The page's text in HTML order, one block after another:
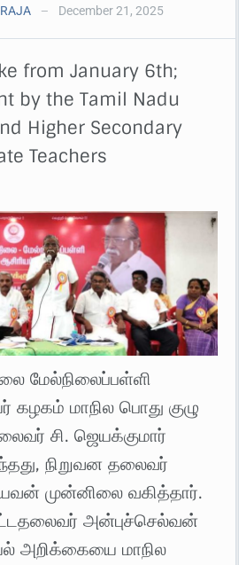
RAJA — December 21, 2025
from January 6th;
by the Tamil Nadu
Higher Secondary
Teachers
மேல்நிலைப்பள்ளி
கழகம் மாநில பொது குழு
சி. ஜெயக்குமார்
நிறுவன தலைவர்
முன்னிலை வகித்தார்.
அன்புச்செல்வன்
அறிக்கையை மாநில